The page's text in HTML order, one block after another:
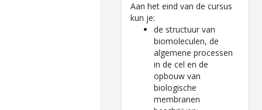
Aan het eind van de cursus
kun je:
de structuur van
biomoleculen, de
algemene processen
in de cel en de
opbouw van
biologische
membranen